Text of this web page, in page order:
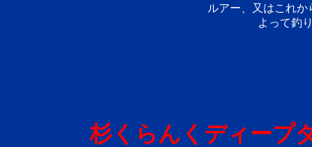
ルアー、又はこれ
よって釣
杉くらんくディープ